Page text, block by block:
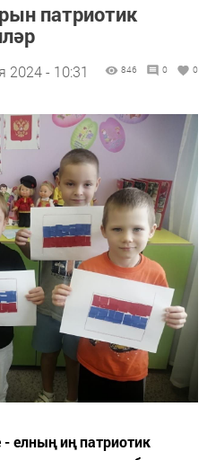
патриотик
2024 - 10:31 846 0 0
елның иң патриотик